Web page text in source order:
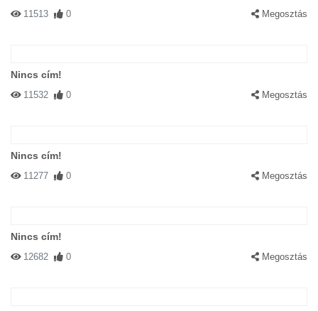
11513 0 Megosztás
Nincs cím!
11532 0 Megosztás
Nincs cím!
11277 0 Megosztás
Nincs cím!
12682 0 Megosztás